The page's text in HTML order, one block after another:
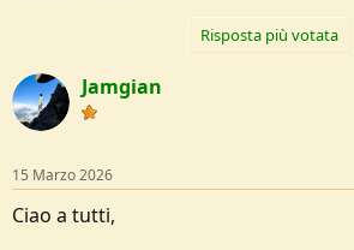
o
r
e
D
s
u
I
Risposta più votata
Jamgian
15 Marzo 2026
Ciao a tutti,